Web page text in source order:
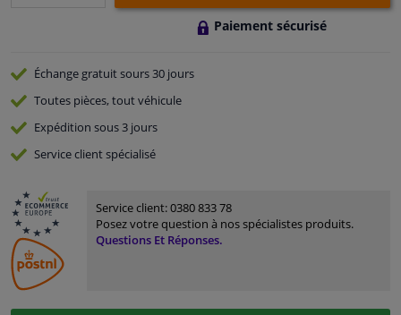
Paiement sécurisé
Échange gratuitsours 30 jours
Toutes pièces, tout véhicule
Expédition sous 3 jours
Serviceclient spécialisé
Service client:0380 833 78
Posez votre question à nos spécialistes produits.
Questions Et Réponses.